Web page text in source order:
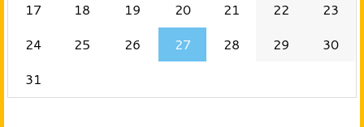
17
18 19 20 21 22
23
24
25 26 27 28 29
30
31